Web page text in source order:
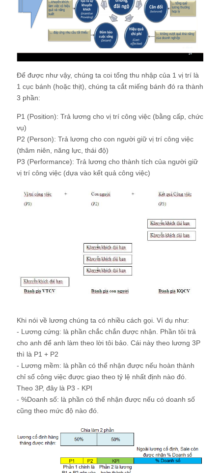
Để được như vậy, chúng ta coi tổng thu nhập của 1 vị trí là
1 cục bánh (hoặc thịt), chúng ta cắt miếng bánh đó ra thành
3 phần:
P1 (Position): Trả lương cho vị trí công việc (bằng cấp, chức
vụ)
P2 (Person): Trả lương cho con người giữ vị trí công việc
(thâm niên, năng lực, thái độ)
P3 (Performance): Trả lương cho thành tích của người giữ
vị trí công việc (dựa vào kết quả công việc)
Khi nói về lương chúng ta có nhiều cách gọi. Ví dụ như:
- Lương cứng: là phần chắc chắn được nhận. Phần tôi trả
cho anh để anh làm theo lời tôi bảo. Cái này theo lương 3P
thì là P1 + P2
- Lương mềm: là phần có thể nhận được nếu hoàn thành
chỉ số công việc được giao theo tỷ lệ nhất định nào đó.
Theo 3P, đây là P3 - KPI
- %Doanh số: là phần có thể nhận được nếu có doanh số
cũng theo mức độ nào đó.